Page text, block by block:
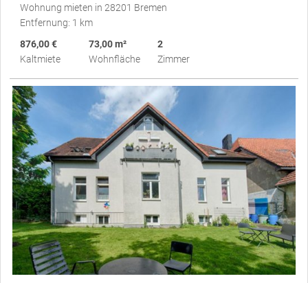
Wohnung mieten in 28201 Bremen
Entfernung: 1 km
876,00 €
Kaltmiete
73,00 m²
Wohnfläche
2
Zimmer